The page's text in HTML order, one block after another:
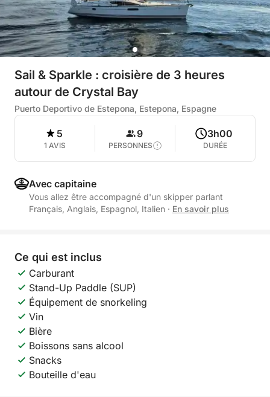
Sail & Sparkle : croisière de 3 heures
autour de Crystal Bay
Puerto Deportivo de Estepona, Estepona, Espagne
5
1 AVIS
9
PERSONNES
3h00
DURÉE
Avec capitaine
Vous allez être accompagné d'un skipper parlant
Français, Anglais, Espagnol, Italien · En savoir plus
Ce qui est inclus
Carburant
Stand-Up Paddle (SUP)
Équipement de snorkeling
Vin
Bière
Boissons sans alcool
Snacks
Bouteille d'eau